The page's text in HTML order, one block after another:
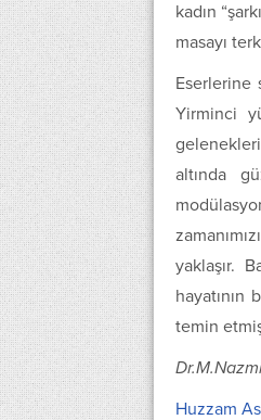
kadın
masayı
Eserlerine
Yirminci
altında
yaklaşır.
temin
Huzzam